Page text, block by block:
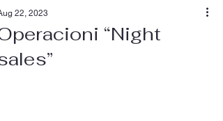
“Night
22, 2023